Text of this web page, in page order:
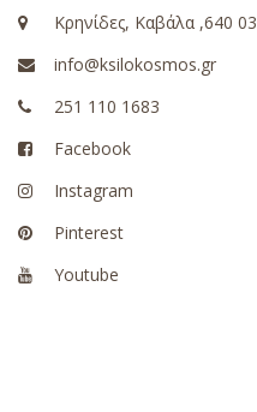
Κρηνίδες, Καβάλα ,640 03
info@ksilokosmos.gr
251 110 1683
Facebook
Instagram
Pinterest
Youtube